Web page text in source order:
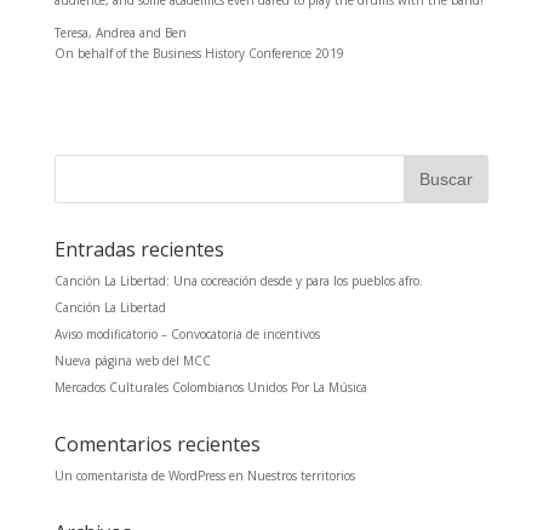
Teresa, Andrea and Ben
On behalf of the Business History Conference 2019
Entradas recientes
Canción La Libertad: Una cocreación desde y para los pueblos afro.
Canción La Libertad
Aviso modificatorio – Convocatoria de incentivos
Nueva página web del MCC
Mercados Culturales Colombianos Unidos Por La Música
Comentarios recientes
Un comentarista de WordPressen Nuestros territorios